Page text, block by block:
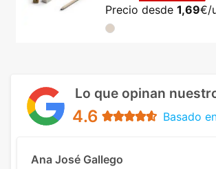
Precio desde 1,69€/
Lo que opinan
4.6 Basado
Ana José Gallego